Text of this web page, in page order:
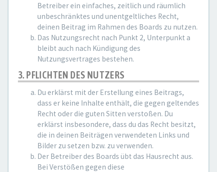
Betreiber ein einfaches, zeitlich und räumlich
unbeschränktes und unentgeltliches Recht,
deinen Beitrag im Rahmen des Boards zu nutzen.
Das Nutzungsrecht nach Punkt 2, Unterpunkt a
bleibt auch nach Kündigung des
Nutzungsvertrages bestehen.
3. PFLICHTEN DES NUTZERS
Du erklärst mit der Erstellung eines Beitrags,
dass er keine Inhalte enthält, die gegen geltendes
Recht oder die guten Sitten verstoßen. Du
erklärst insbesondere, dass du das Recht besitzt,
die in deinen Beiträgen verwendeten Links und
Bilder zu setzen bzw. zu verwenden.
Der Betreiber des Boards übt das Hausrecht aus.
Bei Verstößen gegen diese